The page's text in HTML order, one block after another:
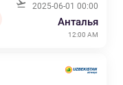
2025-06-01 00:00
Анталья
12:00 AM